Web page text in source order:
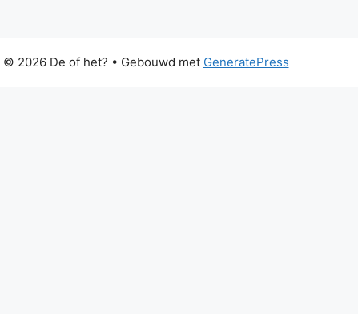
© 2026 De of het? • Gebouwd met GeneratePress